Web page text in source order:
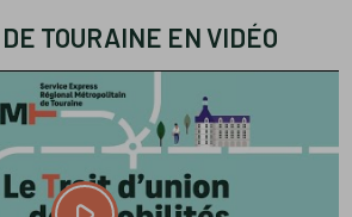
TOURAINE EN VIDÉO